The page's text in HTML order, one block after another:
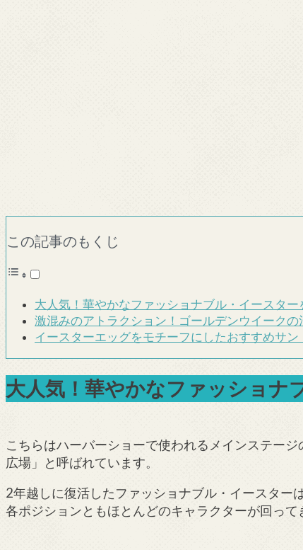
この記事のもくじ
大人気！華やかなファッショナブル・イースター
激混みのアトラクション！ゴールデンウイークの
イースターエッグをモチーフにしたおすすめサン
大人気！華やかなファッショナ
こちらはハーバーショーで使われるメインステー
広場」と呼ばれています。
2年越しに復活したファッショナブル・イースター
各ポジションともほとんどのキャラクターが回って